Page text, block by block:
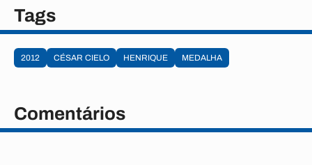
Tags
2012 CÉSAR CIELO HENRIQUE MEDALHA
Comentários